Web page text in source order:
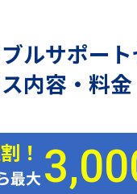
ルサポー
内容・料金
！
最大